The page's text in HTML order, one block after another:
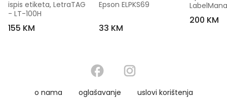
ispis etiketa, LetraTAG
- LT-100H
155 KM
Epson ELPKS69
33 KM
LM160
200 KM
o nama oglašavanje uslovi korištenja